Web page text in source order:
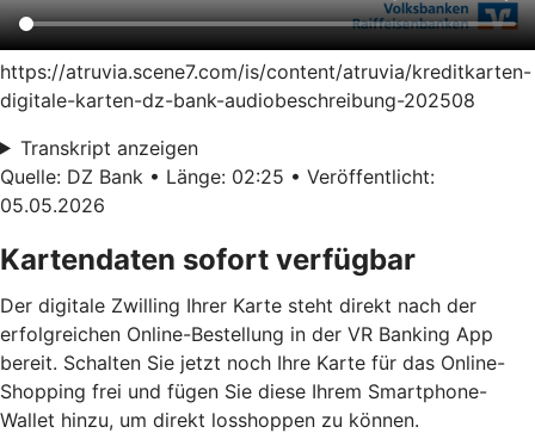
https://atruvia.scene7.com/is/content/atruvia/kreditkarten-
digitale-karten-dz-bank-audiobeschreibung-202508
Transkript anzeigen
Quelle: DZ Bank • Länge: 02:25 • Veröffentlicht:
05.05.2026
Kartendaten sofort verfügbar
Der digitale Zwilling Ihrer Karte steht direkt nach der
erfolgreichen Online-Bestellung in der VR Banking App
bereit. Schalten Sie jetzt noch Ihre Karte für das Online-
Shopping frei und fügen Sie diese Ihrem Smartphone-
Wallet hinzu, um direkt losshoppen zu können.